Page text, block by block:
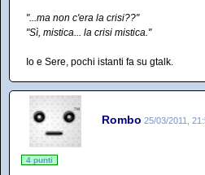
"...ma non c'era la crisi??"
"Sì, mistica... la crisi mistica."
Io e Sere, pochi istanti fa su gtalk.
Rombo 25/03/2011,
4 punti